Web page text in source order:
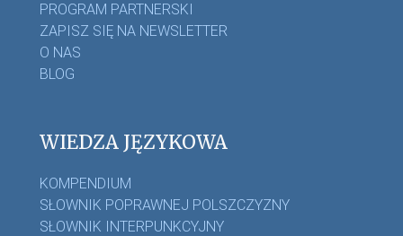
PROGRAM PARTNERSKI
ZAPISZ SIĘ NA NEWSLETTER
O NAS
BLOG
WIEDZA JĘZYKOWA
KOMPENDIUM
SŁOWNIK POPRAWNEJ POLSZCZYZNY
SŁOWNIK INTERPUNKCYJNY